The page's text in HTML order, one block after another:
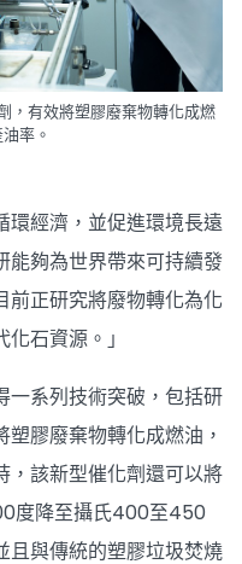
，有效將塑膠廢棄物轉化成燃
率。
環經濟，並促進環境長遠
能夠為世界帶來可持續發
前正研究將廢物轉化為化
石資源。」
一系列技術突破，包括研
膠廢棄物轉化成燃油，
，該新型催化劑還可以將
度降至攝氏400至450
且與傳統的塑膠垃圾焚燒